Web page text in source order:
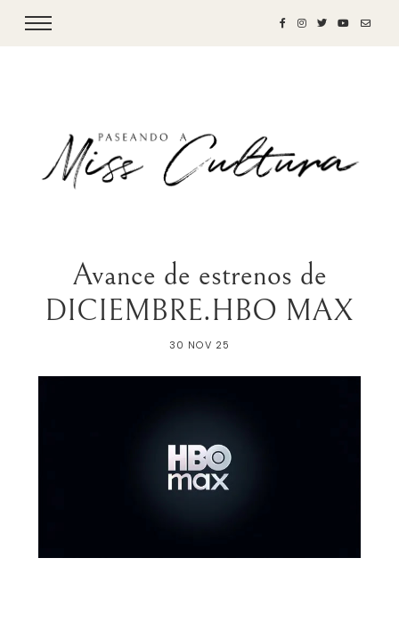
Avance de estrenos de
DICIEMBRE.HBO MAX
30 NOV 25